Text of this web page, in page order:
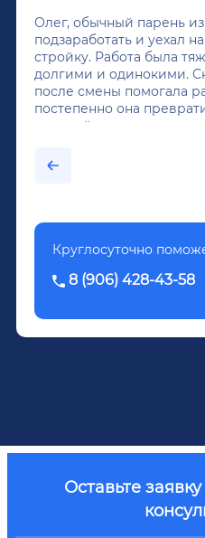
Олег, обычный парень
подзаработать и уехал
стройку. Работа была
долгими и одинокими.
после смены помогала
постепенно она
крепкий алкоголь, и вот
было назначено
Довженко.
Круглосуточно
8 (906) 428-43-58
Оставьте